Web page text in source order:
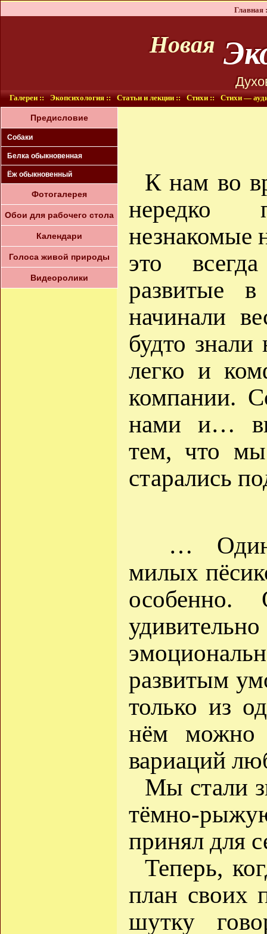
Главная
Новая
Галереи :: Экопсихология :: Статьи и лекции :: Стихи :: Стихи —
Предисловие
Собаки
Белка oбыкновенная
Ёж обыкновенный
Фотогалерея
Обои для рабочего стола
Календари
Голоса живой природы
Видеоролики
К нам во
нередко
незнакомые
это
развитые
начинали
будто
легко и
компании.
нами и…
тем, что
старались
… Один
милых
особенно.
развитым
только из
нём можно
вариаций
Мы стали
тёмно-
принял для
Теперь,
план своих
шутку